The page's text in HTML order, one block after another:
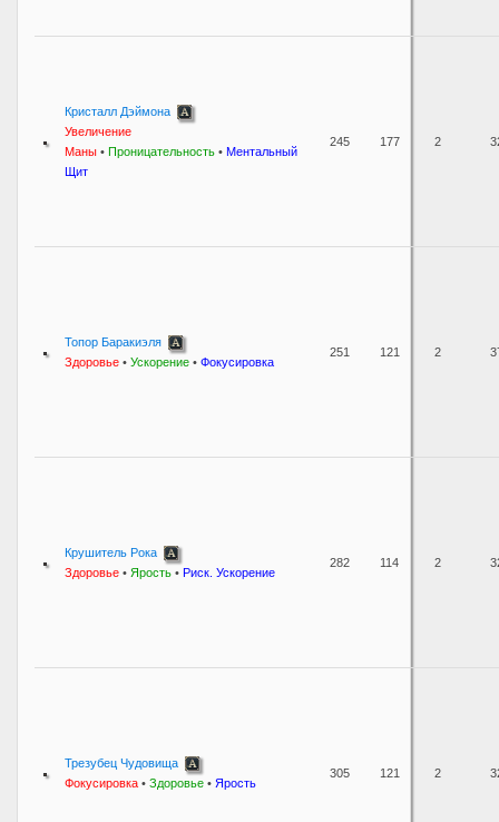
Кристалл Дэймона
Увеличение
Маны • Проницательность • Ментальный
Щит
245 177 2
Топор Баракиэля
Здоровье • Ускорение • Фокусировка
251 121 2
Крушитель Рока
Здоровье • Ярость • Риск. Ускорение
282 114 2
Трезубец Чудовища
Фокусировка • Здоровье • Ярость
305 121 2